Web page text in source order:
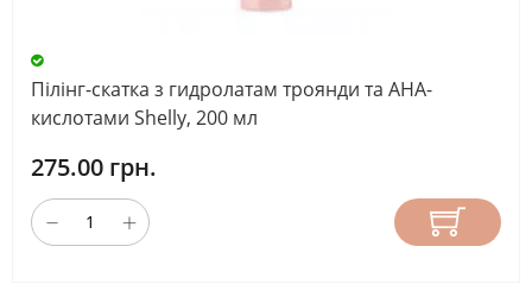
Пілінг-скатка з гидролатам троянди та АНА-
кислотами Shelly, 200 мл
275.00 грн.